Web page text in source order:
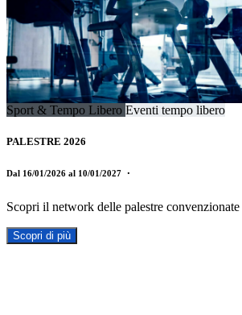
Sport & Tempo Libero Eventi tempo libero
PALESTRE 2026
Dal 16/01/2026 al 10/01/2027 ・
Scopri il network delle palestre convenzionate
Scopri di più